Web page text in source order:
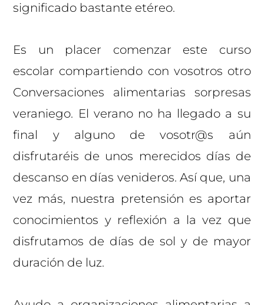
significado bastante etéreo.
Es un placer comenzar este curso
escolar compartiendo con vosotros otro
Conversaciones alimentarias sorpresas
veraniego. El verano no ha llegado a su
final y alguno de vosotr@s aún
disfrutaréis de unos merecidos días de
descanso en días venideros. Así que, una
vez más, nuestra pretensión es aportar
conocimientos y reflexión a la vez que
disfrutamos de días de sol y de mayor
duración de luz.